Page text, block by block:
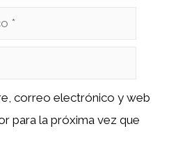
correo electrónico y web
para la próxima vez que